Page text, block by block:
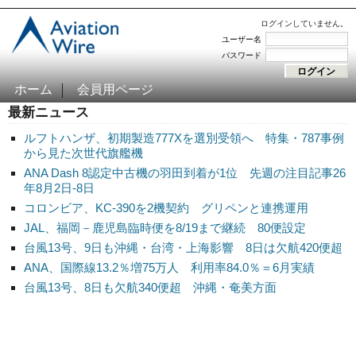
ログインしていません。
ユーザー名
パスワード
ホーム 会員用ページ
最新ニュース
ルフトハンザ、初期製造777Xを選別受領へ 特集・787事例
から見た次世代旗艦機
ANA Dash 8認定中古機の羽田到着が1位 先週の注目記事26
年8月2日-8日
コロンビア、KC-390を2機契約 グリペンと連携運用
JAL、福岡－鹿児島臨時便を8/19まで継続 80便設定
台風13号、9日も沖縄・台湾・上海影響 8日は欠航420便超
ANA、国際線13.2％増75万人 利用率84.0％＝6月実績
台風13号、8日も欠航340便超 沖縄・奄美方面